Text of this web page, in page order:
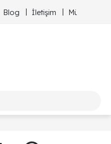
Blog İletişim Müşteri